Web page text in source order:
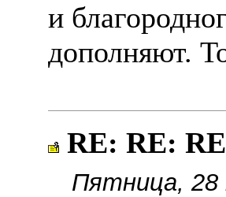
и
дополняют.
RE: RE:
Пятница, 28